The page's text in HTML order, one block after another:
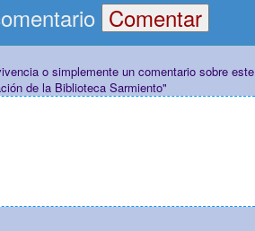
o simplemente un comentario sobre este
de la Biblioteca Sarmiento"